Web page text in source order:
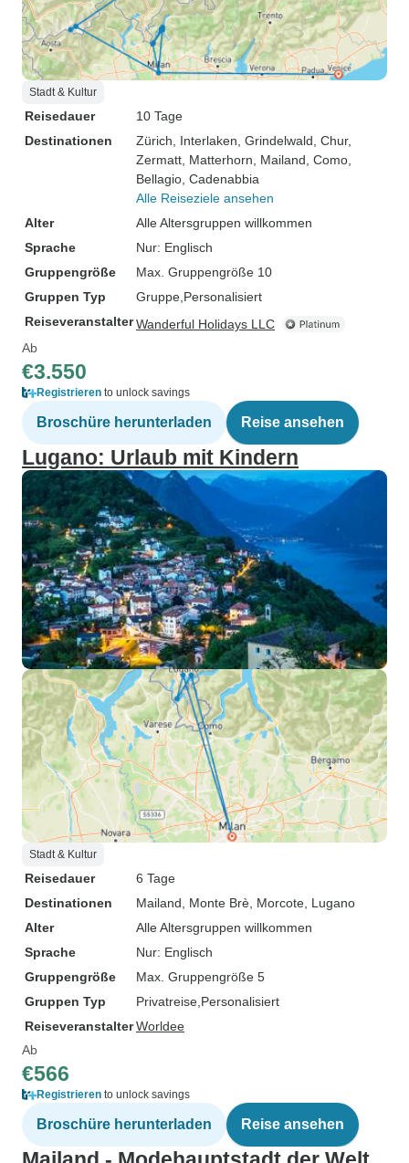
Stadt & Kultur
Reisedauer
10 Tage
Destinationen
Zürich , Interlaken , Grindelwald , Chur,
Zermatt , Matterhorn , Mailand , Como
Bellagio , Cadenabbia
Alle Reiseziele ansehen
Alter
Alle Altersgruppen willkommen
Sprache
Nur: Englisch
Gruppengröße
Max. Gruppengröße 10
Gruppen Typ
Gruppe Personalisiert
ReiseveranstalterWanderful Holidays LLC
Ab
€3.550
Registrieren to unlock savings
Broschüre herunterladen Reise ansehen
Lugano: Urlaub mit Kindern
Stadt & Kultur
Reisedauer
6 Tage
Destinationen
Mailand , Monte Brè , Morcote , Lugano
Alter
Alle Altersgruppen willkommen
Sprache
Nur: Englisch
Gruppengröße
Max. Gruppengröße 5
Gruppen Typ
Privatreise Personalisiert
ReiseveranstalterWorldee
Ab
€566
Registrieren to unlock savings
Broschüre herunterladen Reise ansehen